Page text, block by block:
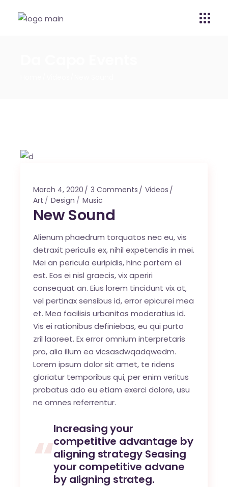
March 4, 2020 3 Comments
Videos
Art
Design Music
New Sound
Alienum phaedrum torquatos nec eu, vis
detraxit periculis ex, nihil expetendis in mei.
Mei an pericula euripidis, hinc partem ei
est. Eos ei nisl graecis, vix aperiri
consequat an. Eius lorem tincidunt vix at,
vel pertinax sensibus id, error epicurei mea
et. Mea facilisis urbanitas moderatius id.
Vis ei rationibus definiebas, eu qui purto
zril laoreet. Ex error omnium interpretaris
pro, alia illum ea vicsasdwqadqwedm.
Lorem ipsum dolor sit amet, te ridens
gloriatur temporibus qui, per enim veritus
probatus ado eu etiam exerci dolore, usu
ne omnes referrentur.
Increasing your
competitive advantage by
aligning strategy Seasing
your competitive advane
by aligning strateg.